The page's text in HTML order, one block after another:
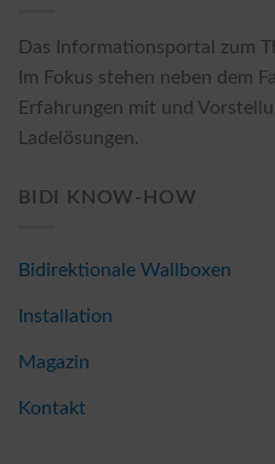
Das Informationsportal zum
Im Fokus stehen neben dem
Erfahrungen mit und
Ladelösungen.
BIDI KNOW-HOW
Bidirektionale Wallboxen
Installation
Magazin
Kontakt